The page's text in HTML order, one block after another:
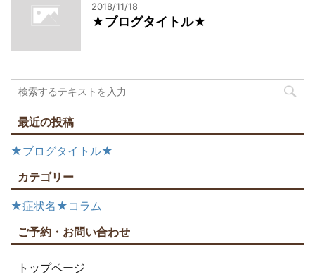
2018/11/18
★ブログタイトル★
最近の投稿
★ブログタイトル★
カテゴリー
★症状名★コラム
ご予約・お問い合わせ
トップページ